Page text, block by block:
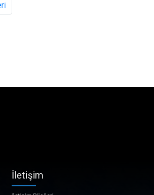
İletişim